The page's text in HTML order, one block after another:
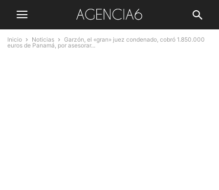
Inicio Noticias
Garzón, el «gran» juez condenado, cobró 1.850.000
euros de Panamá, por asesorar...